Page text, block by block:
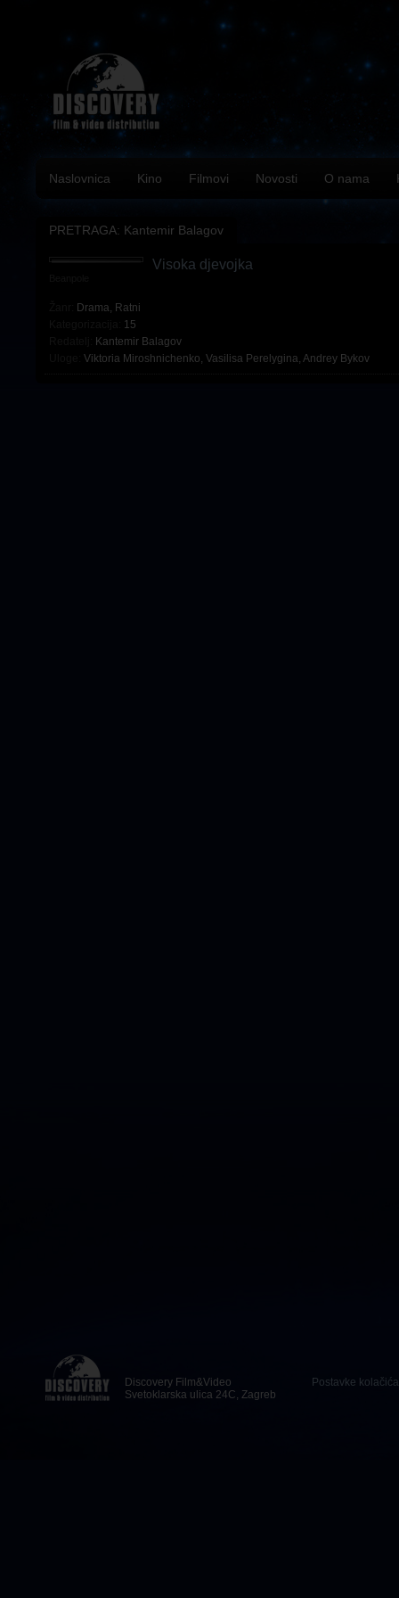
Naslovnica Kino Filmovi Novosti O nama
PRETRAGA: Kantemir Balagov
Visoka djevojka
Drama, Ratni
15
Kantemir Balagov
Viktoria Miroshnichenko, Vasilisa Perelygina, Andrey Bykov
Discovery Film&Video
Svetoklarska ulica 24C, Zagreb
Postavke kolačića